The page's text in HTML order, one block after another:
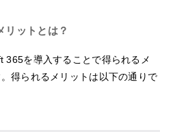
ットとは？
365を導入することで得られるメ
得られるメリットは以下の通りで